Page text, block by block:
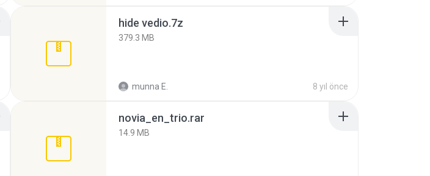
hide vedio.7z
379.3 MB
munna E. 8 yıl önce
novia_en_trio.rar
14.9 MB